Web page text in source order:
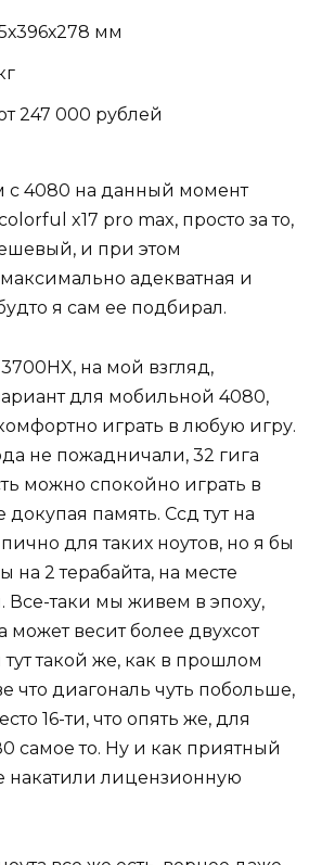
мм
247 000 рублей
с 4080 на данный момент
x17 pro max, просто за то,
и при этом
адекватная и
я сам ее подбирал.
на мой взгляд,
для мобильной 4080,
играть в любую игру.
не пожадничали, 32 гига
можно спокойно играть в
докупая память. Ссд тут на
для таких ноутов, но я бы
на 2 терабайта, на месте
Все-таки мы живем в эпоху,
может весит более двухсот
такой же, как в прошлом
что диагональ чуть побольше,
16-ти, что опять же, для
самое то. Ну и как приятный
накатили лицензионную